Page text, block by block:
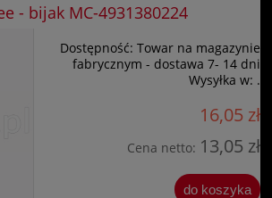
- bijak MC-4931380224
Dostępność: Towar na magazynie
fabrycznym - dostawa 7- 14 dni
Wysyłka w: .
16,05 zł
Cena netto: 13,05 zł
do koszyka